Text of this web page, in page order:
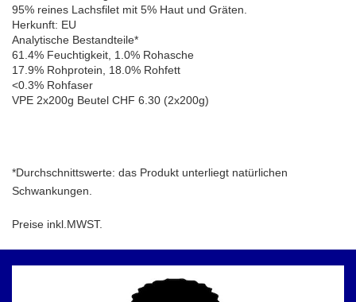
95% reines Lachsfilet mit 5% Haut und Gräten.
Herkunft: EU
Analytische Bestandteile*
61.4% Feuchtigkeit, 1.0% Rohasche
17.9% Rohprotein, 18.0% Rohfett
<0.3% Rohfaser
VPE 2x200g Beutel CHF 6.30 (2x200g)
*Durchschnittswerte: das Produkt unterliegt natürlichen
Schwankungen.
Preise inkl.MWST.